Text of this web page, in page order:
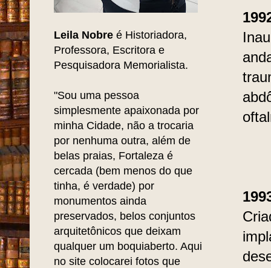
Leila Nobre é Historiadora,
Professora, Escritora e
Pesquisadora Memorialista.
"Sou uma pessoa
simplesmente apaixonada por
minha Cidade, não a trocaria
por nenhuma outra, além de
belas praias, Fortaleza é
cercada (bem menos do que
tinha, é verdade) por
monumentos ainda
preservados, belos conjuntos
arquitetônicos que deixam
qualquer um boquiaberto. Aqui
no site colocarei fotos que